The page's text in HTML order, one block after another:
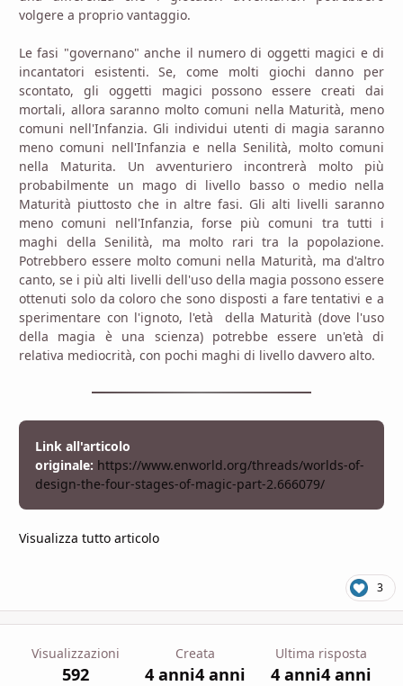
volgere a proprio vantaggio.
Le fasi "governano" anche il numero di oggetti magici e di
incantatori esistenti. Se, come molti giochi danno per
scontato, gli oggetti magici possono essere creati dai
mortali, allora saranno molto comuni nella Maturità, meno
comuni nell'Infanzia. Gli individui utenti di magia saranno
meno comuni nell'Infanzia e nella Senilità, molto comuni
nella Maturita. Un avventuriero incontrerà molto più
probabilmente un mago di livello basso o medio nella
Maturità piuttosto che in altre fasi. Gli alti livelli saranno
meno comuni nell'Infanzia, forse più comuni tra tutti i
maghi della Senilità, ma molto rari tra la popolazione.
Potrebbero essere molto comuni nella Maturità, ma d'altro
canto, se i più alti livelli dell'uso della magia possono essere
ottenuti solo da coloro che sono disposti a fare tentativi e a
sperimentare con l'ignoto, l'età della Maturità (dove l'uso
della magia è una scienza) potrebbe essere un'età di
relativa mediocrità, con pochi maghi di livello davvero alto.
Link all'articolo
originale: https://www.enworld.org/threads/worlds-of-
design-the-four-stages-of-magic-part-2.666079/
Visualizza tutto articolo
3
Visualizzazioni
592
Creata
4 anni4 anni
Ultima risposta
4 anni4 anni